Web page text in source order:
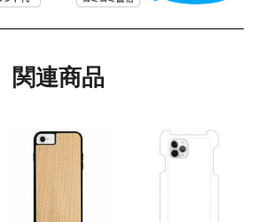
関連商品